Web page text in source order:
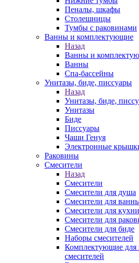
Пеналы, шкафы
Столешницы
Тумбы с раковинами
Ванны и комплектующие
Назад
Ванны и
Ванны
Спа-бассейны
Унитазы, биде, писсуары
Назад
Унитазы, биде,
Унитазы
Биде
Писсуары
Чаши Генуя
Электронные
Раковины
Смесители
Назад
Смесители
Смесители для душа
Смесители для
Смесители для кухни
Смесители для
Смесители для биде
Наборы смесителей
Комплектующие для
смесителей